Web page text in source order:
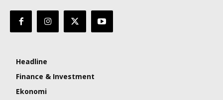
Headline
Finance & Investment
Ekonomi